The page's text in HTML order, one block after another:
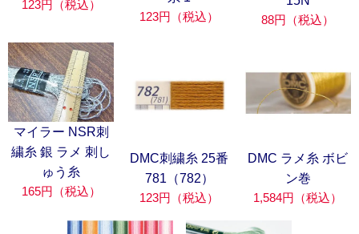
123円（税込）
123円（税込）
88円（税込）
マイラー NSR刺
繍糸 銀 ラメ 刺し
ゅう糸
165円（税込）
DMC刺繍糸 25番
781（782）
123円（税込）
DMC ラメ糸 ボビ
ン巻
1,584円（税込）